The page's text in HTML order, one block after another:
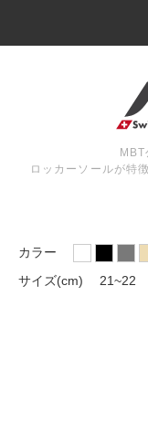
ロッカーソールが特
カラー
サイズ(cm)
21~22